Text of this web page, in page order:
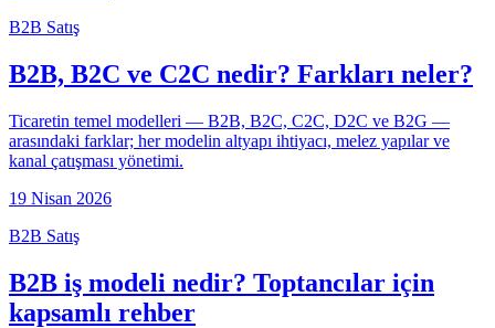
B2B Satış
B2B, B2C ve C2C nedir? Farkları neler?
Ticaretin temel modelleri — B2B, B2C, C2C, D2C ve B2G —
arasındaki farklar; her modelin altyapı ihtiyacı, melez yapılar ve
kanal çatışması yönetimi.
19 Nisan 2026
B2B Satış
B2B iş modeli nedir? Toptancılar için
kapsamlı rehber